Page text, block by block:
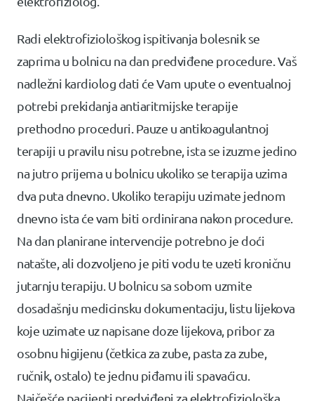
Radi elektrofiziološkog ispitivanja bolesnik se
zaprima u bolnicu na dan predviđene procedure. Vaš
nadležni kardiolog dati će Vam upute o eventualnoj
potrebi prekidanja antiaritmijske terapije
prethodno proceduri. Pauze u antikoagulantnoj
terapiji u pravilu nisu potrebne, ista se izuzme jedino
na jutro prijema u bolnicu ukoliko se terapija uzima
dva puta dnevno. Ukoliko terapiju uzimate jednom
dnevno ista će vam biti ordinirana nakon procedure.
Na dan planirane intervencije potrebno je doći
natašte, ali dozvoljeno je piti vodu te uzeti kroničnu
jutarnju terapiju. U bolnicu sa sobom uzmite
dosadašnju medicinsku dokumentaciju, listu lijekova
koje uzimate uz napisane doze lijekova, pribor za
osobnu higijenu (četkica za zube, pasta za zube,
ručnik, ostalo) te jednu piđamu ili spavaćicu.
Najčešće pacijenti predviđeni za elektrofiziološka